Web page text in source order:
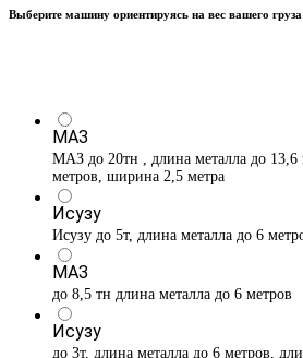
Выберите машину ориентируясь на вес вашего груза
МАЗ
МАЗ до 20тн , длина металла до 13,6
метров, ширина 2,5 метра
Исузу
Исузу до 5т, длина металла до 6
МАЗ
до 8,5 тн длина металла до 6 метров
Исузу
до 3т, длина металла до 6 метров,